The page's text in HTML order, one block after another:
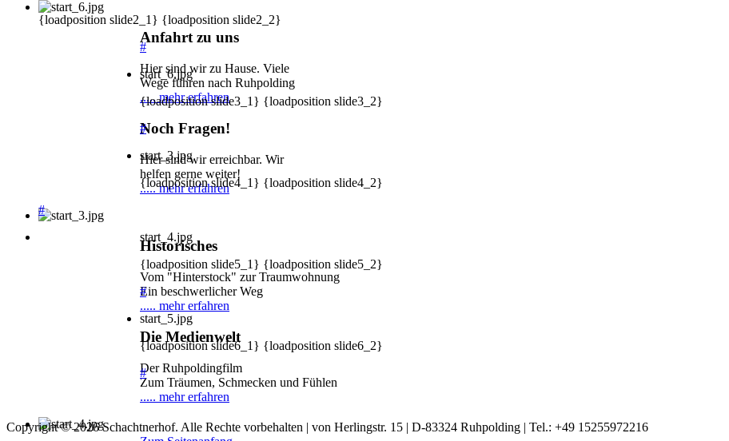
Anfahrt zu uns
Hier sind wir zu Hause. Viele
Wege führen nach Ruhpolding
..... mehr erfahren
Noch Fragen!
Hier sind wir erreichbar. Wir
helfen gerne weiter!
..... mehr erfahren
Historisches
Vom "Hinterstock" zur Traumwohnung
Ein beschwerlicher Weg
..... mehr erfahren
Die Medienwelt
Der Ruhpoldingfilm
Zum Träumen, Schmecken und Fühlen
..... mehr erfahren
{loadposition slide2_1} {loadposition slide2_2}
#
start_6.jpg
{loadposition slide3_1} {loadposition slide3_2}
#
start_3.jpg
{loadposition slide4_1} {loadposition slide4_2}
#
start_4.jpg
{loadposition slide5_1} {loadposition slide5_2}
#
start_5.jpg
{loadposition slide6_1} {loadposition slide6_2}
#
Copyright © 2026 Schachtnerhof. Alle Rechte vorbehalten | von Herlingstr. 15 | D-83324 Ruhpolding | Tel.: +49 15255972216